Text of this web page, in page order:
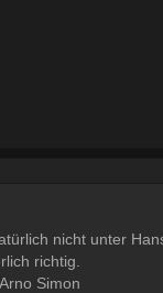
nicht unter
richtig.
Simon